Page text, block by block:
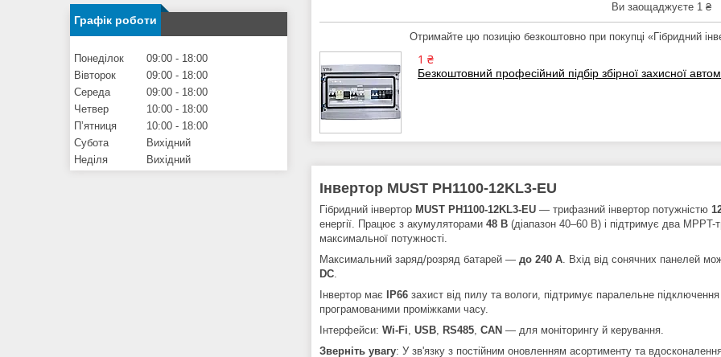
Ви заощаджуєте 1 ₴
Отримайте цю позицію безкоштовно при покупці «Гібридний
1 ₴
Безкоштовний професійний підбір збірної захисної
Інвертор MUST PH1100-12KL3-EU
Гібридний інвертор MUST PH1100-12KL3-EU — трифазний інвертор потужністю
енергії. Працює з акумуляторами 48 В (діапазон 40–60 В) і підтримує два
максимальної потужності.
Максимальний заряд/розряд батарей — до 240 А . Вхід від сонячних панелей
DC
Інвертор має IP66 захист від пилу та вологи, підтримує паралельне
програмованими проміжками часу.
Інтерфейси: Wi-Fi USB RS485 CAN — для моніторингу й керування.
Зверніть увагу: У зв'язку з постійним оновленням асортименту та
Графік роботи
Понеділок 09:00
18:00
Вівторок
09:00
18:00
Середа
09:00
18:00
Четвер
10:00
18:00
Пʼятниця
10:00
18:00
Субота
Вихідний
Неділя
Вихідний